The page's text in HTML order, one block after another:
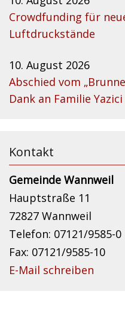
Crowdfunding für
Luftdruckstände
10. August 2026
Abschied vom
Dank an Familie Yazici
Kontakt
Gemeinde Wannweil
Hauptstraße 11
72827 Wannweil
Telefon: 07121/9585-0
Fax: 07121/9585-10
E-Mail schreiben